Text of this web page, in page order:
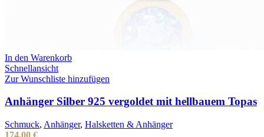
In den Warenkorb
Schnellansicht
Zur Wunschliste hinzufügen
Anhänger Silber 925 vergoldet mit hellbauem Topas
Schmuck, Anhänger, Halsketten & Anhänger
174,00 €